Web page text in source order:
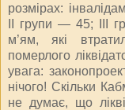
розмірах:
II групи — 45; III
м’ям, які
померлого
увага:
нічого! Скільки
не думає, що